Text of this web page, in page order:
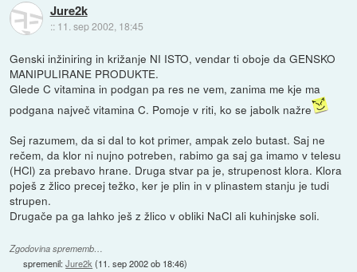
Jure2k
:: 11. sep 2002, 18:45
Genski inžiniring in križanje NI ISTO, vendar ti oboje da GENSKO
MANIPULIRANE PRODUKTE.
Glede C vitamina in podgan pa res ne vem, zanima me kje ma
podgana največ vitamina C. Pomoje v riti, ko se jabolk nažre
Sej razumem, da si dal to kot primer, ampak zelo butast. Saj ne
rečem, da klor ni nujno potreben, rabimo ga saj ga imamo v telesu
(HCl) za prebavo hrane. Druga stvar pa je, strupenost klora. Klora
poješ z žlico precej težko, ker je plin in v plinastem stanju je tudi
strupen.
Drugače pa ga lahko ješ z žlico v obliki NaCl ali kuhinjske soli.
Zgodovina sprememb…
spremenil:Jure2k (11. sep 2002 ob 18:46)